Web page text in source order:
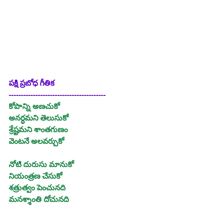
పక్షి ప్రబోధ గీతిక
----------------------------------------
కోపాన్ని అణచుకో
అనర్ధమని తెలుసుకో
శ్రేష్టమని శాంతగుణం
వెంటనే అలవర్చుకో
నోటి దురుసు మానుకో
నియంత్రణ చేసుకో
శత్రుత్వం పెంచునది
మనశ్శాంతి దోచునది